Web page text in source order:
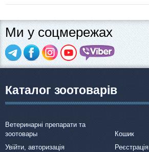
Ми у соцмережах
Каталог зоотоварів
Ветеринарні препарати та
зоотовары
Кошик
Увійти, авторизація
Реєстрація